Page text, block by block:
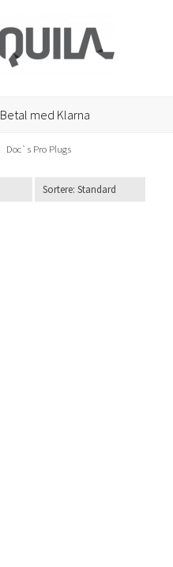
Betal med Klarna
Doc`s Pro Plugs